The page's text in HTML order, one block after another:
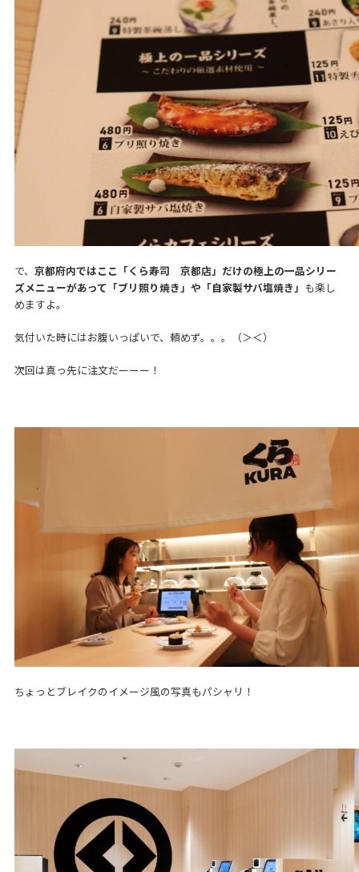
で、 京都府内ではここ「くら寿司 京都店」だけの極上の一品シリー
ズメニューがあって「ブリ照り焼き」や「自家製サバ塩焼き」 も楽し
めますよ。
気付いた時にはお腹いっぱいで、頼めず。。。（＞＜）
次回は真っ先に注文だーーー！
ちょっとブレイクのイメージ風の写真もパシャリ！